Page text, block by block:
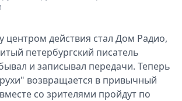
центром действия стал Дом Радио,
петербургский писатель
и записывал передачи. Теперь
возвращается в привычный
со зрителями пройдут по